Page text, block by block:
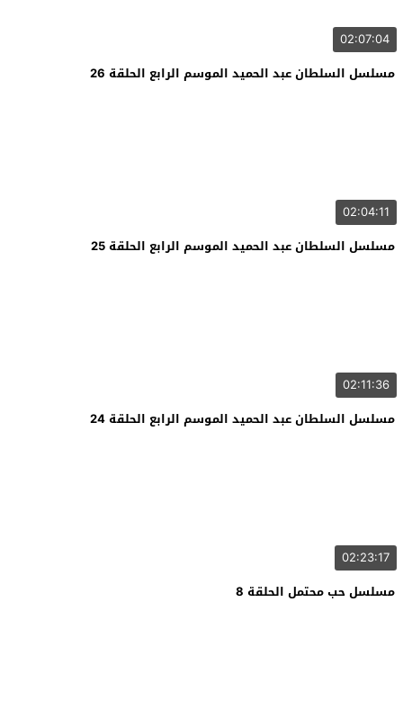
02:07:04
مسلسل السلطان عبد الحميد الموسم الرابع الحلقة 26
02:04:11
مسلسل السلطان عبد الحميد الموسم الرابع الحلقة 25
02:11:36
مسلسل السلطان عبد الحميد الموسم الرابع الحلقة 24
02:23:17
مسلسل حب محتمل الحلقة 8